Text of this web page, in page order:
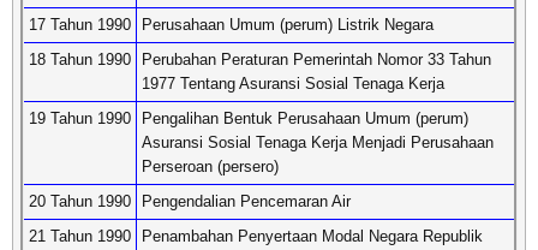
17 Tahun 1990
Perusahaan Umum (perum) Listrik Negara
18 Tahun 1990
Perubahan Peraturan Pemerintah Nomor 33 Tahun
1977 Tentang Asuransi Sosial Tenaga Kerja
19 Tahun 1990
Pengalihan Bentuk Perusahaan Umum (perum)
Asuransi Sosial Tenaga Kerja Menjadi Perusahaan
Perseroan (persero)
20 Tahun 1990
Pengendalian Pencemaran Air
21 Tahun 1990
Penambahan Penyertaan Modal Negara Republik